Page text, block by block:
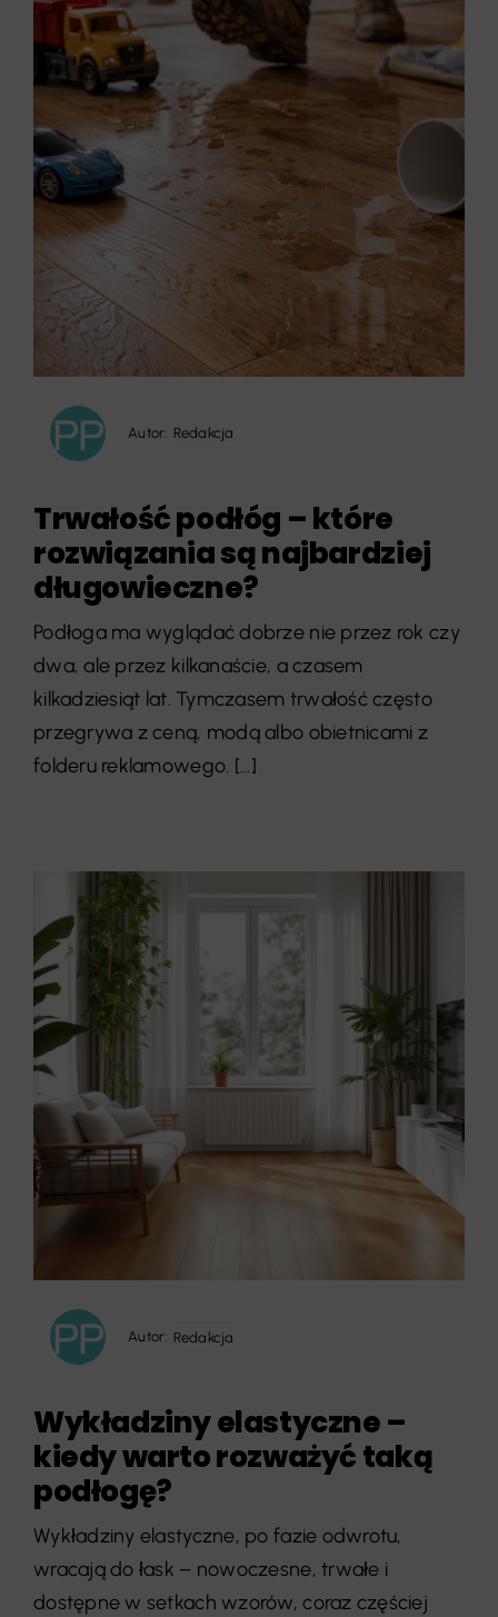
Autor: Redakcja
Trwałość podłóg – które
rozwiązania są najbardziej
długowieczne?
Podłoga ma wyglądać dobrze nie przez rok czy
dwa, ale przez kilkanaście, a czasem
kilkadziesiąt lat. Tymczasem trwałość często
przegrywa z ceną, modą albo obietnicami z
folderu reklamowego. [...]
Autor: Redakcja
Wykładziny elastyczne –
kiedy warto rozważyć taką
podłogę?
Wykładziny elastyczne, po fazie odwrotu,
wracają do łask – nowoczesne, trwałe i
dostępne w setkach wzorów, coraz częściej